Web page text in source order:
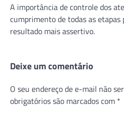
A importância de controle dos
cumprimento de todas as
resultado mais assertivo.
Deixe um comentário
O seu endereço de e-mail não
obrigatórios são marcados com *